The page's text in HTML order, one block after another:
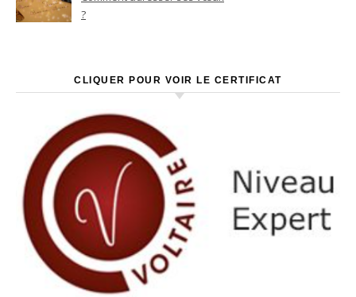
?
CLIQUER POUR VOIR LE CERTIFICAT